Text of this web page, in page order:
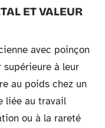
ET VALEUR
avec poinçon
à leur
au poids chez un
liée au travail
ou à la rareté